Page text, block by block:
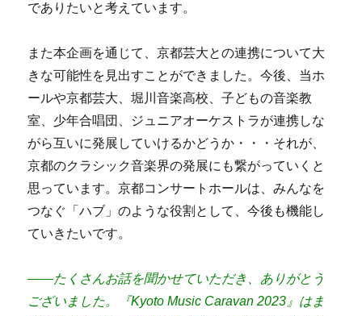
でありたいと考えています。
また本企画を通じて、京都芸大との連携について大
きな可能性を見出すことができました。今後、当ホ
ールや京都芸大、堀川音楽高校、子どもの音楽教
室、少年合唱団、ジュニアオーケストラが連携しな
がら互いに発展していけるかどうか・・・それが、
京都のクラシック音楽界の発展にも繋がっていくと
思っています。京都コンサートホールは、みんなを
つなぐ「ハブ」のような役割として、今後も機能し
ていきたいです。
――たくさんお話を聞かせていただき、ありがとう
ございました。『Kyoto Music Caravan 2023』はま